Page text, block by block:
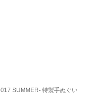
SUMMER- 特製手ぬぐい